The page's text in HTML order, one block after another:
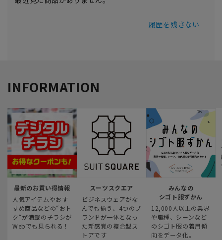
履歴を残さない
INFORMATION
最新のお買い得情報
人気アイテムやおす
すめ商品などの“おト
ク“が満載のチラシが
Webでも見られる！
スーツスクエア
ビジネスウェアがな
んでも揃う、4つのブ
ランドが一体となっ
た新感覚の複合型ス
トアです
みんなの
シゴト服ずかん
12,000人以上の業界
や職種、シーンなど
のシゴト服の着用傾
向をデータ化。